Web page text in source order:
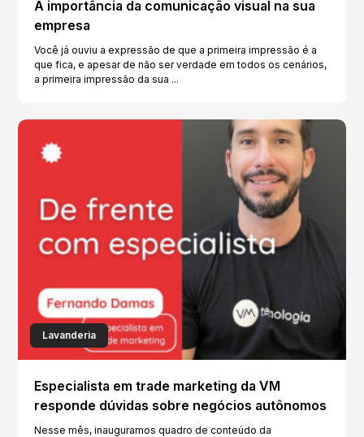
A importância da comunicação visual na sua
empresa
Você já ouviu a expressão de que a primeira impressão é a
que fica, e apesar de não ser verdade em todos os cenários,
a primeira impressão da sua ...
Lavanderia
Especialista em trade marketing da VM
responde dúvidas sobre negócios autônomos
Nesse mês, inauguramos quadro de conteúdo da